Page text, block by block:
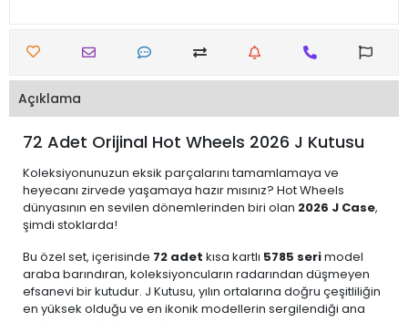
Açıklama
72 Adet Orijinal Hot Wheels 2026 J Kutusu
Koleksiyonunuzun eksik parçalarını tamamlamaya ve
heyecanı zirvede yaşamaya hazır mısınız? Hot Wheels
dünyasının en sevilen dönemlerinden biri olan 2026 J Case,
şimdi stoklarda!
Bu özel set, içerisinde 72 adet kısa kartlı 5785 serimodel
araba barındıran, koleksiyoncuların radarından düşmeyen
efsanevi bir kutudur. J Kutusu, yılın ortalarına doğru çeşitliliğin
en yüksek olduğu ve en ikonik modellerin sergilendiği ana